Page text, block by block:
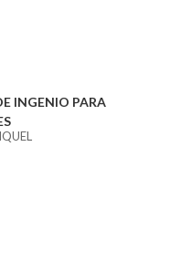
INGENIO PARA